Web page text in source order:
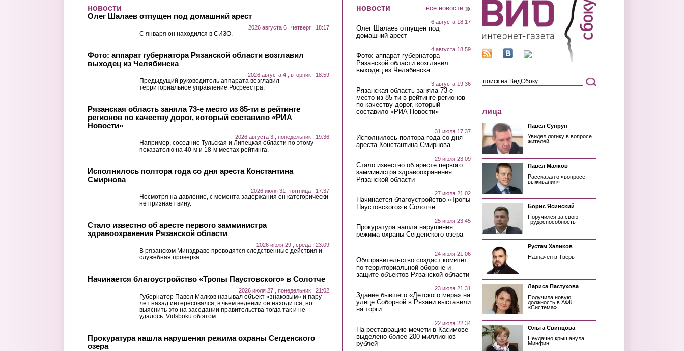
новости
Олег Шалаев отпущен под домашний арест
2026 августа 6 , четверг , 18:17
С января он находился в СИЗО.
Фото: аппарат губернатора Рязанской области возглавил
выходец из Челябинска
2026 августа 4 , вторник , 18:59
Предыдущий руководитель аппарата возглавил
территориальное управление Росреестра.
Рязанская область заняла 73-е место из 85-ти в рейтинге
регионов по качеству дорог, который составило «РИА
Новости»
2026 августа 3 , понедельник , 19:36
Например, соседние Тульская и Липецкая области по этому
показателю на 40-м и 18-м местах рейтинга.
Исполнилось полтора года со дня ареста Константина
Смирнова
2026 июля 31 , пятница , 17:37
Несмотря на давление, с момента задержания он категорически
не признает вину.
Стало известно об аресте первого замминистра
здравоохранения Рязанской области
2026 июля 29 , среда , 23:09
В рязанском Минздраве проводятся следственные действия и
служебная проверка.
Начинается благоустройство «Тропы Паустовского» в Солотче
2026 июля 27 , понедельник , 21:02
Губернатор Павел Малков называл объект «знаковым» и пару
лет назад интересовался, в чьем ведении он находится, но
выяснить это на заседании правительства тогда так и не
удалось. Vidsboku об этом...
Прокуратура нашла нарушения режима охраны Сегденского
озера
новости все новости
6 августа 18:17
Олег Шалаев отпущен под
домашний арест
4 августа 18:59
Фото: аппарат губернатора
Рязанской области возглавил
выходец из Челябинска
3 августа 19:36
Рязанская область заняла 73-е
место из 85-ти в рейтинге регионов
по качеству дорог, который
составило «РИА Новости»
31 июля 17:37
Исполнилось полтора года со дня
ареста Константина Смирнова
29 июля 23:09
Стало известно об аресте первого
замминистра здравоохранения
Рязанской области
27 июля 21:02
Начинается благоустройство «Тропы
Паустовского» в Солотче
25 июля 23:45
Прокуратура нашла нарушения
режима охраны Сегденского озера
24 июля 21:06
Облправительство создаст комитет
по территориальной обороне и
защите объектов Рязанской области
23 июля 21:31
Здание бывшего «Детского мира» на
улице Соборной в Рязани выставили
на торги
22 июля 22:34
На реставрацию мечети в Касимове
выделено более 200 миллионов
рублей
лица
Павел Супрун
Увидел логику в вопросе
жителей
Павел Малков
Рассказал о «вопросе
выживания»
Борис Ясинский
Поручился за свою
трудоспособность
Рустам Халиков
Назначен в Тверь
Лариса Пастухова
Получила новую
должность в АФК
«Система»
Ольга Свинцова
Неудачно крышанула
Минфин